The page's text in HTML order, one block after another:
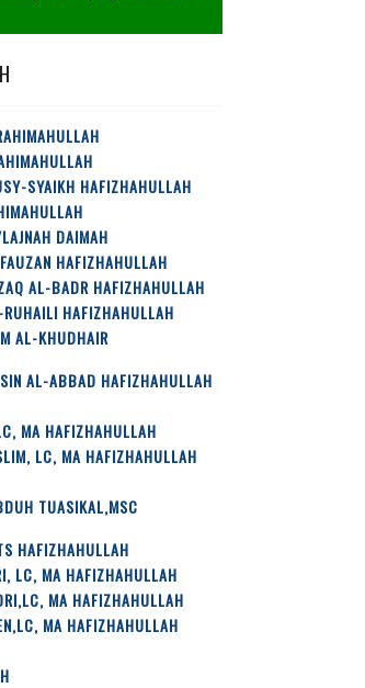
SYAIKH HAFIZHAHULLAH
DAIMAH
HAFIZHAHULLAH
AL-BADR HAFIZHAHULLAH
HAFIZHAHULLAH
AL-KHUDHAIR
AL-ABBAD HAFIZHAHULLAH
MA HAFIZHAHULLAH
LC, MA HAFIZHAHULLAH
TUASIKAL,MSC
HAFIZHAHULLAH
LC, MA HAFIZHAHULLAH
MA HAFIZHAHULLAH
MA HAFIZHAHULLAH